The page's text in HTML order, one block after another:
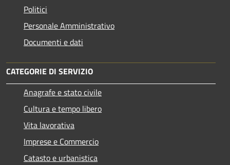
Politici
Personale Amministrativo
Documenti e dati
CATEGORIE DI SERVIZIO
Anagrafe e stato civile
Cultura e tempo libero
Vita lavorativa
Imprese e Commercio
Catasto e urbanistica